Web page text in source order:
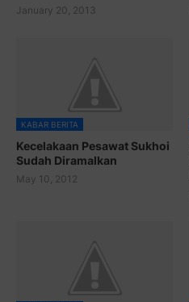
January 20, 2013
KABAR BERITA
Kecelakaan Pesawat Sukhoi
Sudah Diramalkan
May 10, 2012